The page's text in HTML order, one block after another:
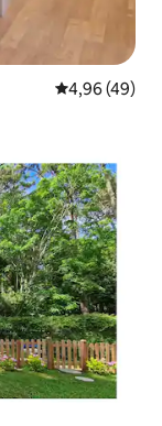
Note
4,96 (49)